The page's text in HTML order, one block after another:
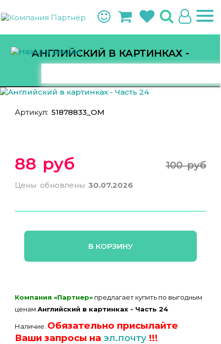
АНГЛИЙСКИЙ В КАРТИНКАХ -
Артикул: 51878833_ОМ
88 руб 100 руб
Цены обновлены 30.07.2026
В КОРЗИНУ
Компания «Партнер» предлагает купить по выгодным
ценам Английский в картинках - Часть 24
Наличие. Обязательно присылайте
Ваши запросы на эл.почту !!!